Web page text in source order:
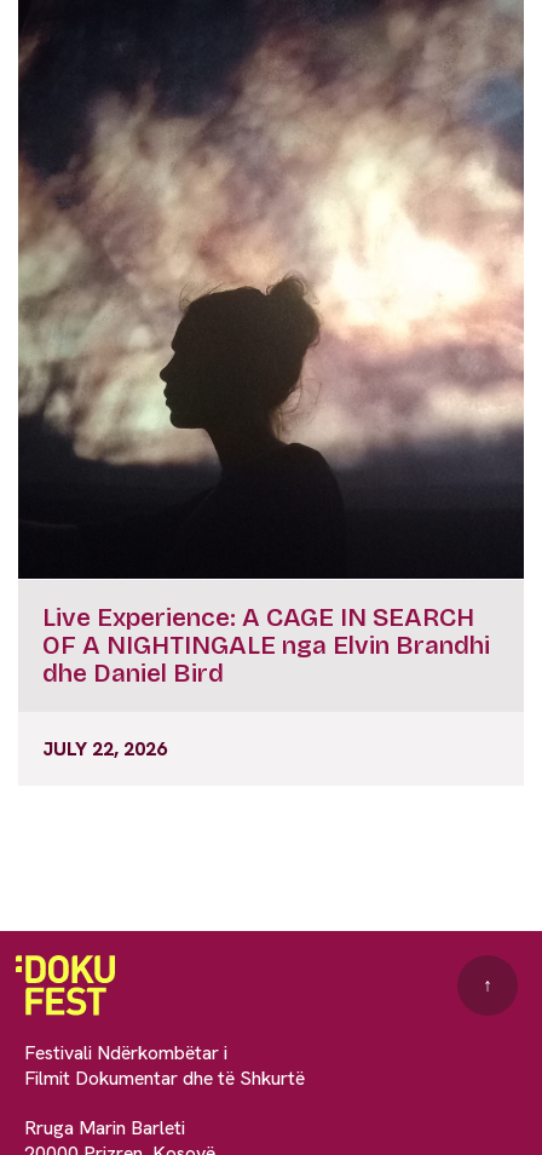
Live Experience: A CAGE IN SEARCH
OF A NIGHTINGALE nga Elvin Brandhi
dhe Daniel Bird
JULY 22, 2026
Festivali Ndërkombëtar i
Filmit Dokumentar dhe të Shkurtë
Rruga Marin Barleti
↑